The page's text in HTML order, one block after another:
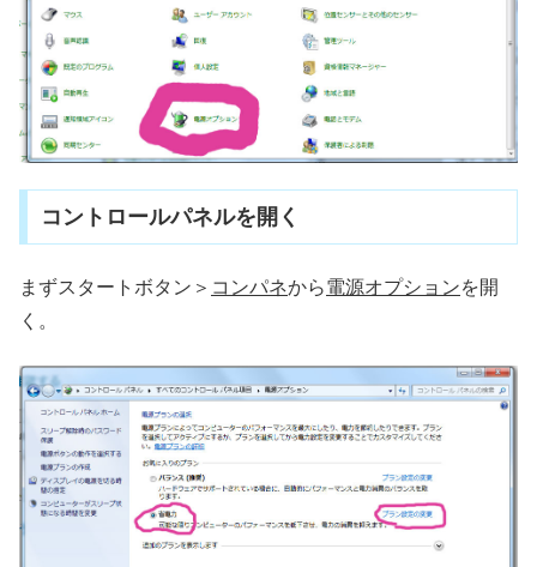
コントロールパネルを開く
まずスタートボタン＞ コンパネから電源オプションを開
く。